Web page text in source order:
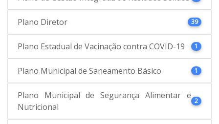
Plano Diretor 39
Plano Estadual de Vacinação contra COVID-19 1
Plano Municipal de Saneamento Básico 1
Plano Municipal de Segurança Alimentar e
Nutricional
2